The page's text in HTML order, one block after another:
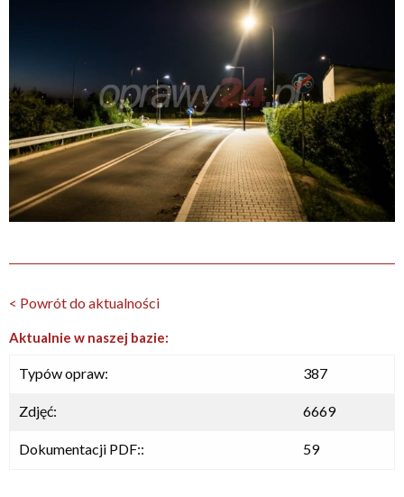
< Powrót do aktualności
Aktualnie w naszej bazie:
Typów opraw: 387
Zdjęć: 6669
Dokumentacji PDF:: 59